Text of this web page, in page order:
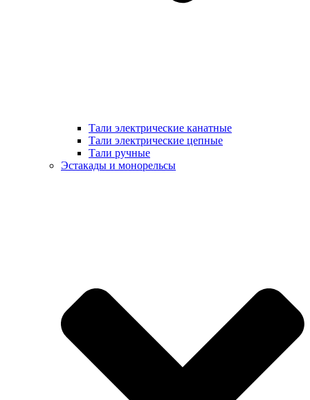
Тали электрические канатные
Тали электрические цепные
Тали ручные
Эстакады и монорельсы